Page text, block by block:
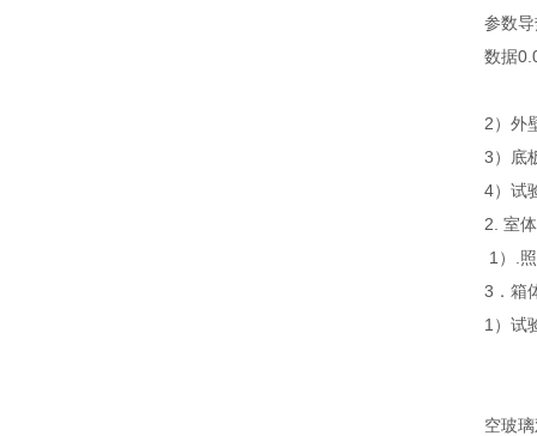
参数
数据
2）外
3）底
4）试
2. 室
1）.
3．箱
1）试
空玻